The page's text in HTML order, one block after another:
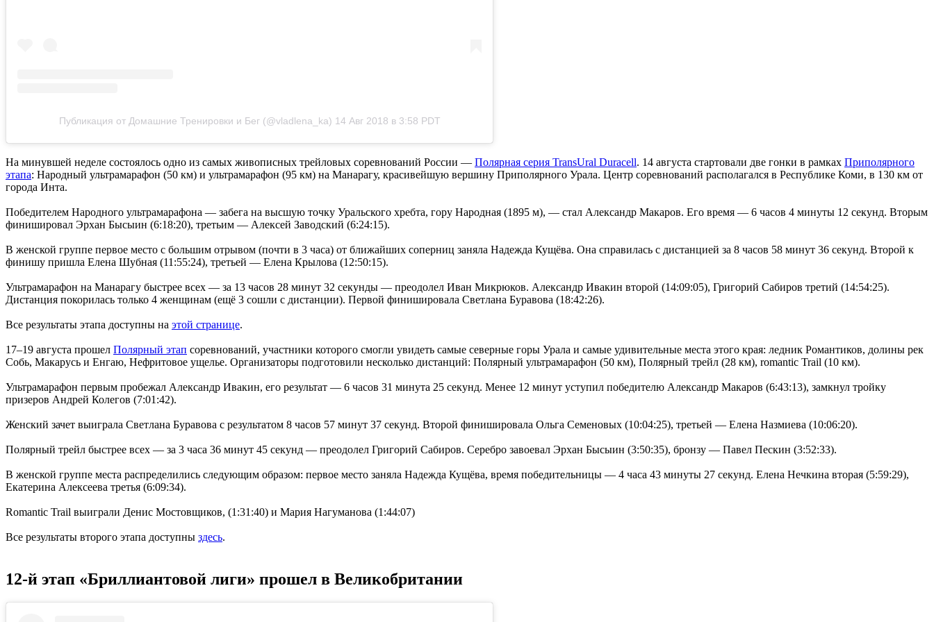
Публикация от Домашние Тренировки и Бег (@vladlena_ka) 14 Авг 2018 в 3:58 PDT
На минувшей неделе состоялось одно из самых живописных трейловых соревнований России — Полярная серия TransUral Duracell. 14 августа стартовали две гонки в рамках Приполярного
этапа: Народный ультрамарафон (50 км) и ультрамарафон (95 км) на Манарагу, красивейшую вершину Приполярного Урала. Центр соревнований располагался в Республике Коми, в 130 км от
города Инта.
Победителем Народного ультрамарафона — забега на высшую точку Уральского хребта, гору Народная (1895 м), — стал Александр Макаров. Его время — 6 часов 4 минуты 12 секунд. Вторым
финишировал Эрхан Бысыин (6:18:20), третьим — Алексей Заводский (6:24:15).
В женской группе первое место с большим отрывом (почти в 3 часа) от ближайших соперниц заняла Надежда Кущёва. Она справилась с дистанцией за 8 часов 58 минут 36 секунд. Второй к
финишу пришла Елена Шубная (11:55:24), третьей — Елена Крылова (12:50:15).
Ультрамарафон на Манарагу быстрее всех — за 13 часов 28 минут 32 секунды — преодолел Иван Микрюков. Александр Ивакин второй (14:09:05), Григорий Сабиров третий (14:54:25).
Дистанция покорилась только 4 женщинам (ещё 3 сошли с дистанции). Первой финишировала Светлана Буравова (18:42:26).
Все результаты этапа доступны на этой странице.
17–19 августа прошел Полярный этап соревнований, участники которого смогли увидеть самые северные горы Урала и самые удивительные места этого края: ледник Романтиков, долины рек
Собь, Макарусь и Енгаю, Нефритовое ущелье. Организаторы подготовили несколько дистанций: Полярный ультрамарафон (50 км), Полярный трейл (28 км), romantic Trail (10 км).
Ультрамарафон первым пробежал Александр Ивакин, его результат — 6 часов 31 минута 25 секунд. Менее 12 минут уступил победителю Александр Макаров (6:43:13), замкнул тройку
призеров Андрей Колегов (7:01:42).
Женский зачет выиграла Светлана Буравова с результатом 8 часов 57 минут 37 секунд. Второй финишировала Ольга Семеновых (10:04:25), третьей — Елена Назмиева (10:06:20).
Полярный трейл быстрее всех — за 3 часа 36 минут 45 секунд — преодолел Григорий Сабиров. Серебро завоевал Эрхан Бысыин (3:50:35), бронзу — Павел Пескин (3:52:33).
В женской группе места распределились следующим образом: первое место заняла Надежда Кущёва, время победительницы — 4 часа 43 минуты 27 секунд. Елена Нечкина вторая (5:59:29),
Екатерина Алексеева третья (6:09:34).
Romantic Trail выиграли Денис Мостовщиков, (1:31:40) и Мария Нагуманова (1:44:07)
Все результаты второго этапа доступны здесь.
12-й этап «Бриллиантовой лиги» прошел в Великобритании